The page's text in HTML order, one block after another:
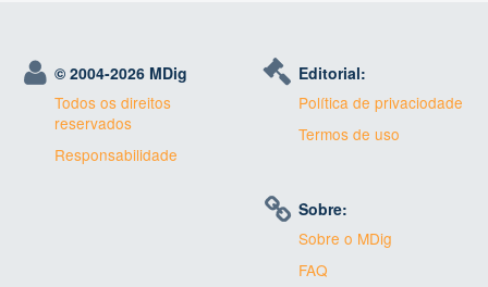
© 2004-2026 MDig
Todos os direitos
reservados
Responsabilidade
Editorial:
Política de privaciodade
Termos de uso
Sobre:
Sobre o MDig
FAQ